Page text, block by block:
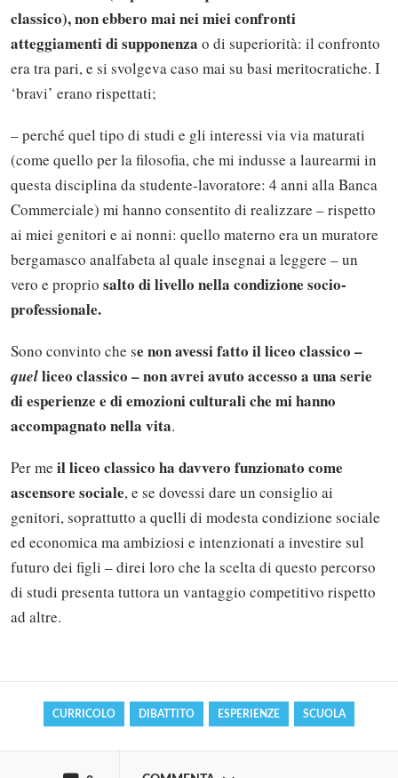
classico), non ebbero mai nei miei confronti
atteggiamenti di supponenza o di superiorità: il confronto
era tra pari, e si svolgeva caso mai su basi meritocratiche. I
‘bravi’ erano rispettati;
– perché quel tipo di studi e gli interessi via via maturati
(come quello per la filosofia, che mi indusse a laurearmi in
questa disciplina da studente-lavoratore: 4 anni alla Banca
Commerciale) mi hanno consentito di realizzare – rispetto
ai miei genitori e ai nonni: quello materno era un muratore
bergamasco analfabeta al quale insegnai a leggere – un
vero e proprio salto di livello nella condizione socio-
professionale.
Sono convinto che se non avessi fatto il liceo classico –
quelliceo classico – non avrei avuto accesso a una serie
di esperienze e di emozioni culturali che mi hanno
accompagnato nella vita.
Per me il liceo classico ha davvero funzionato come
ascensore sociale, e se dovessi dare un consiglio ai
genitori, soprattutto a quelli di modesta condizione sociale
ed economica ma ambiziosi e intenzionati a investire sul
futuro dei figli – direi loro che la scelta di questo percorso
di studi presenta tuttora un vantaggio competitivo rispetto
ad altre.
CURRICOLO DIBATTITO ESPERIENZE SCUOLA
Solo gli utenti registrati possono
commentare!